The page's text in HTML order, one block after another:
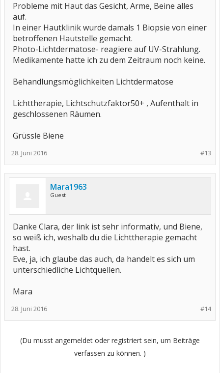
Probleme mit Haut das Gesicht, Arme, Beine alles
auf.
In einer Hautklinik wurde damals 1 Biopsie von einer
betroffenen Hautstelle gemacht.
Photo-Lichtdermatose- reagiere auf UV-Strahlung.
Medikamente hatte ich zu dem Zeitraum noch keine.
Behandlungsmöglichkeiten Lichtdermatose
Lichttherapie, Lichtschutzfaktor50+ , Aufenthalt in
geschlossenen Räumen.
Grüssle Biene
#13
28. Juni 2016
Mara1963
Guest
Danke Clara, der link ist sehr informativ, und Biene,
so weiß ich, weshalb du die Lichttherapie gemacht
hast.
Eve, ja, ich glaube das auch, da handelt es sich um
unterschiedliche Lichtquellen.
Mara
#14
28. Juni 2016
(Du musst angemeldet oder registriert sein, um Beiträge
verfassen zu können. )